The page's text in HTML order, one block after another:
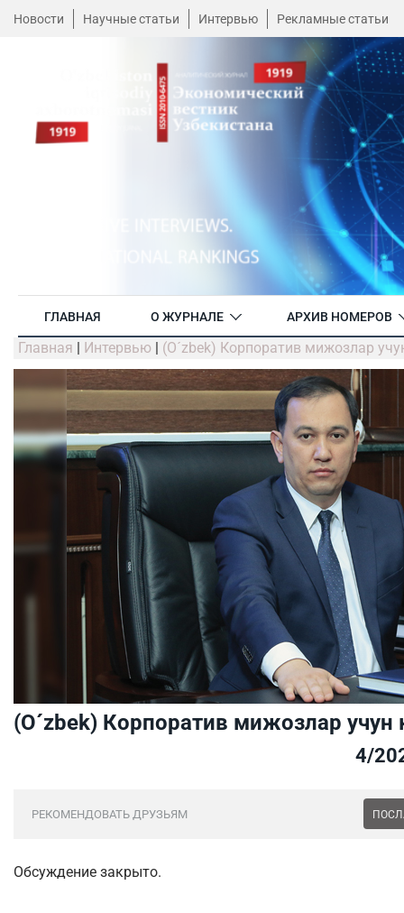
Новости Научные статьи Интервью Рекламные статьи
ГЛАВНАЯ О ЖУРНАЛЕ АРХИВ НОМЕРОВ
Главная | Интервью | (O´zbek) Корпоратив мижозлар
(O´zbek) Корпоратив мижозлар учун
4/
РЕКОМЕНДОВАТЬ ДРУЗЬЯМ
Обсуждение закрыто.